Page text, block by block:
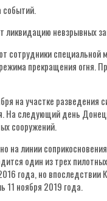
ликвидацию невзрывных
сотрудники
прекращения огня.
на участке
На следующий день
сооружений.
на линии
один из трех
года, но впоследствии
11 ноября 2019 года.